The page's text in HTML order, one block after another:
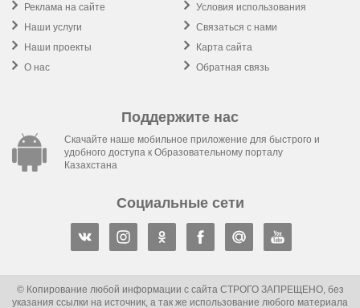
Реклама на сайте
Наши услуги
Наши проекты
О нас
Условия использования
Связаться с нами
Карта сайта
Обратная связь
Поддержите нас
Скачайте наше мобильное приложение для быстрого и
удобного доступа к Образовательному порталу
Казахстана
Социальные сети
© Копирование любой информации с сайта СТРОГО ЗАПРЕЩЕНО, без
указания ссылки на источник, а так же использование любого материала